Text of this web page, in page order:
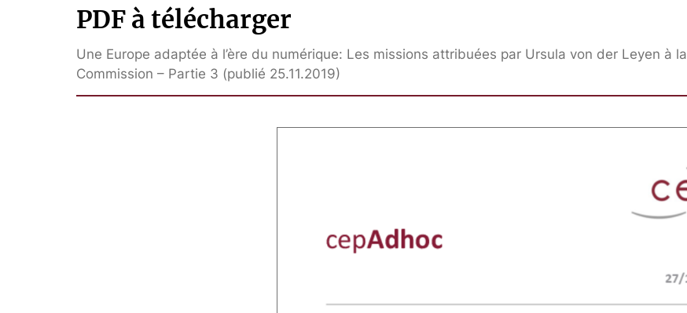
PDF à télécharger
Une Europe adaptée à l’ère du numérique: Les missions attribuées par Ursula von der Leyen à la
Commission – Partie 3 (publié 25.11.2019)